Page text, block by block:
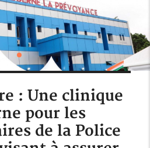
: Une clinique
pour les
de la Police